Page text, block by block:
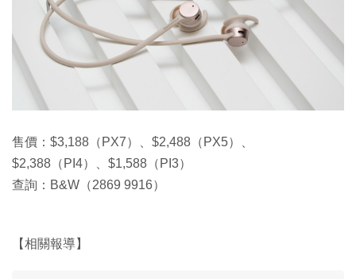
售價：$3,188（PX7）、$2,488（PX5）、
$2,388（PI4）、$1,588（PI3）
查詢：B&W（2869 9916）
【相關報導】